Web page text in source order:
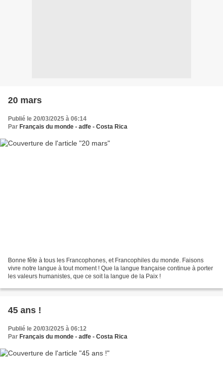
20 mars
Publié le 20/03/2025 à 06:14
Par Français du monde - adfe - Costa Rica
Bonne fête à tous les Francophones, et Francophiles du monde. Faisons
vivre notre langue à tout moment ! Que la langue française continue à porter
les valeurs humanistes, que ce soit la langue de la Paix !
45 ans !
Publié le 20/03/2025 à 06:12
Par Français du monde - adfe - Costa Rica